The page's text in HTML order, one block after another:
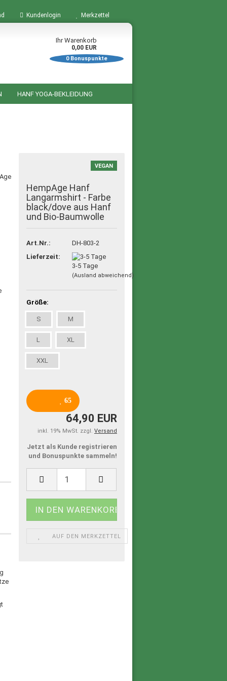
Kundenlogin Merkzettel
Ihr Warenkorb
0,00 EUR
0Bonuspunkte
HANF YOGA-BEKLEIDUNG
VEGAN
HempAge Hanf
Langarmshirt - Farbe
black/dove aus Hanf
und Bio-Baumwolle
Art.Nr.:
DH-803-2
Lieferzeit:
3-5 Tage
(Ausland abweichend)
Größe:
S M
L XL
XXL
65
64,90 EUR
inkl. 19% MwSt. zzgl. Versand
Jetzt als Kunde registrieren
und Bonuspunkte sammeln!
AUF DEN MERKZETTEL